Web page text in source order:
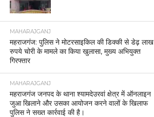
MAHARAJGANJ
महराजगंज: पुलिस ने मोटरसाइकिल की डिक्की से डेढ़ लाख
रुपये चोरी के मामले का किया खुलासा, मुख्य अभियुक्त
गिरफ्तार
MAHARAJGANJ
महराजगंज जनपद के थाना श्यामदेउरवां क्षेत्र में ऑनलाइन
जुआ खिलाने और उसका आयोजन करने वालों के खिलाफ
पुलिस ने सख्त कार्रवाई की है।